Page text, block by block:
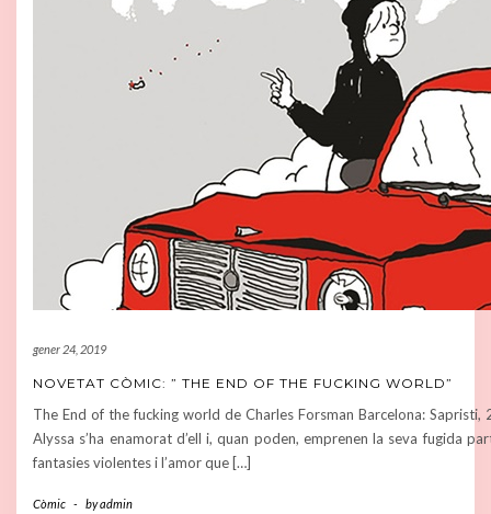
gener 24, 2019
NOVETAT CÒMIC: ” THE END OF THE FUCKING WORLD”
The End of the fucking world de Charles Forsman Barcelona:
Alyssa s’ha enamorat d’ell i, quan poden, emprenen la seva fugida
fantasies violentes i l’amor que […]
Còmic - byadmin